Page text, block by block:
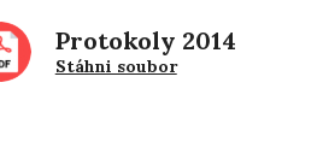
Protokoly 2014
Stáhni soubor